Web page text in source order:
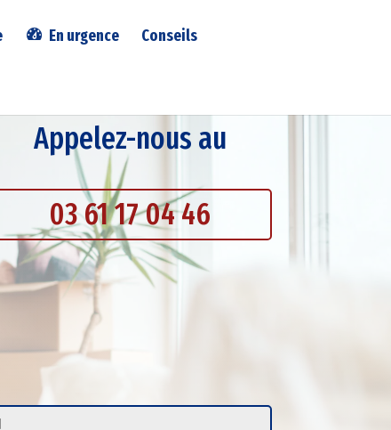
En urgence Conseils
Appelez-nous au
03 61 17 04 46